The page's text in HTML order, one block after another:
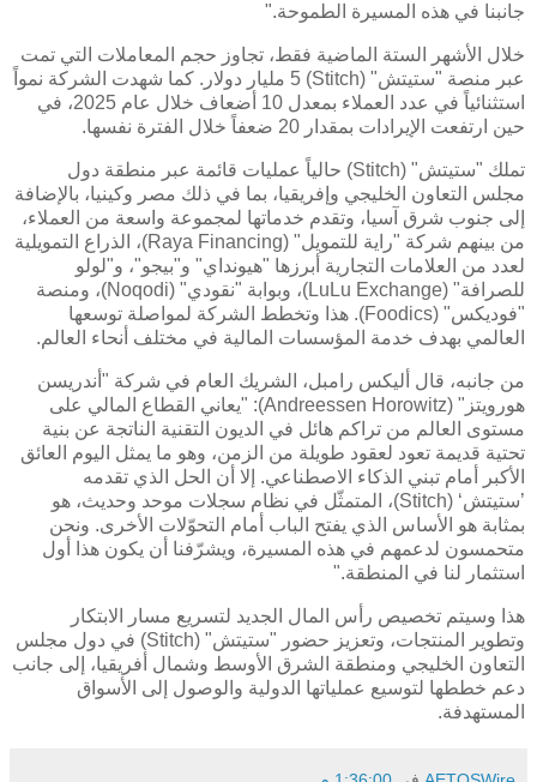
جانبنا في هذه المسيرة الطموحة."
خلال الأشهر الستة الماضية فقط، تجاوز حجم المعاملات التي تمت
عبر منصة "ستيتش" (Stitch) 5 مليار دولار. كما شهدت الشركة نمواً
استثنائياً في عدد العملاء بمعدل 10 أضعاف خلال عام 2025، في
حين ارتفعت الإيرادات بمقدار 20 ضعفاً خلال الفترة نفسها.
تملك "ستيتش" (Stitch) حالياً عمليات قائمة عبر منطقة دول
مجلس التعاون الخليجي وإفريقيا، بما في ذلك مصر وكينيا، بالإضافة
إلى جنوب شرق آسيا، وتقدم خدماتها لمجموعة واسعة من العملاء،
من بينهم شركة "راية للتمويل" (Raya Financing)، الذراع التمويلية
لعدد من العلامات التجارية أبرزها "هيونداي" و"بيجو"، و"لولو
للصرافة" (LuLu Exchange)، وبوابة "نقودي" (Noqodi)، ومنصة
"فوديكس" (Foodics). هذا وتخطط الشركة لمواصلة توسعها
العالمي بهدف خدمة المؤسسات المالية في مختلف أنحاء العالم.
من جانبه، قال أليكس رامبل، الشريك العام في شركة "أندريسن
هورويتز" (Andreessen Horowitz): "يعاني القطاع المالي على
مستوى العالم من تراكم هائل في الديون التقنية الناتجة عن بنية
تحتية قديمة تعود لعقود طويلة من الزمن، وهو ما يمثل اليوم العائق
الأكبر أمام تبني الذكاء الاصطناعي. إلا أن الحل الذي تقدمه
’ستيتش‘ (Stitch)، المتمثّل في نظام سجلات موحد وحديث، هو
بمثابة هو الأساس الذي يفتح الباب أمام التحوّلات الأخرى. ونحن
متحمسون لدعمهم في هذه المسيرة، ويشرّفنا أن يكون هذا أول
استثمار لنا في المنطقة."
هذا وسيتم تخصيص رأس المال الجديد لتسريع مسار الابتكار
وتطوير المنتجات، وتعزيز حضور "ستيتش" (Stitch) في دول مجلس
التعاون الخليجي ومنطقة الشرق الأوسط وشمال أفريقيا، إلى جانب
دعم خططها لتوسيع عملياتها الدولية والوصول إلى الأسواق
المستهدفة.